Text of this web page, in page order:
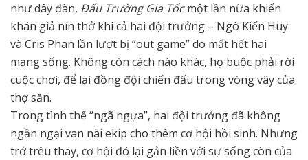
như dây đàn, Đấu Trường Gia Tốcmột lần nữa khiến
khán giả nín thở khi cả hai đội trưởng – Ngô Kiến Huy
và Cris Phan lần lượt bị “out game” do mất hết hai
mạng sống. Không còn cách nào khác, họ buộc phải rời
cuộc chơi, để lại đồng đội chiến đấu trong vòng vây của
thợ săn.
Trong tình thế “ngã ngựa”, hai đội trưởng đã không
ngần ngại van nài ekip cho thêm cơ hội hồi sinh. Nhưng
trớ trêu thay, cơ hội đó lại gắn liền với sự sống còn của